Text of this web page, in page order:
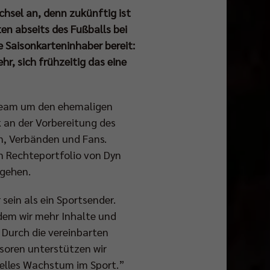
an, denn zukünftig ist
abseits des Fußballs bei
bereit:
sich frühzeitig das eine
um den ehemaligen
der Vorbereitung des
Verbänden und Fans.
Rechteportfolio von Dyn
als ein Sportsender.
wir mehr Inhalte und
die vereinbarten
unterstützen wir
Wachstum im Sport.”